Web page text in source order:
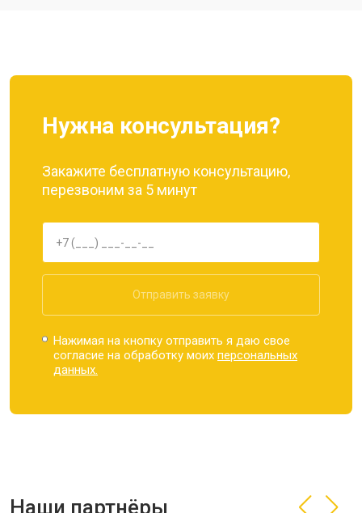
Нужна консультация?
Закажите бесплатную консультацию,
перезвоним за 5 минут
Отправить заявку
Нажимая на кнопку отправить я даю свое
согласие на обработку моихперсональных
данных.
Наши партнёры